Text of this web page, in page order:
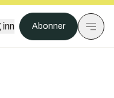
inn Abonner